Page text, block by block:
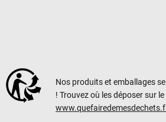
Nos produits et emballages
! Trouvez où les déposer sur